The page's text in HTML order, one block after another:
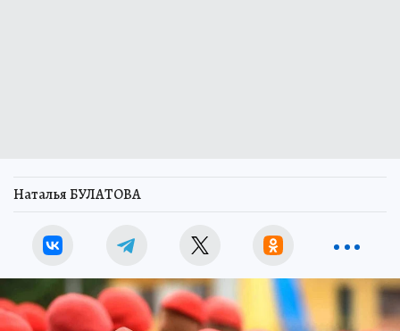
Наталья БУЛАТОВА